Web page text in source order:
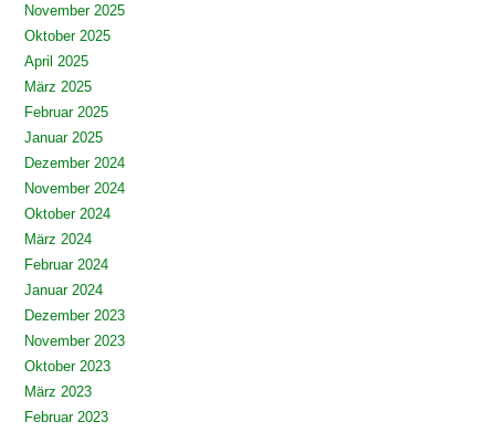
November 2025
Oktober 2025
April 2025
März 2025
Februar 2025
Januar 2025
Dezember 2024
November 2024
Oktober 2024
März 2024
Februar 2024
Januar 2024
Dezember 2023
November 2023
Oktober 2023
März 2023
Februar 2023